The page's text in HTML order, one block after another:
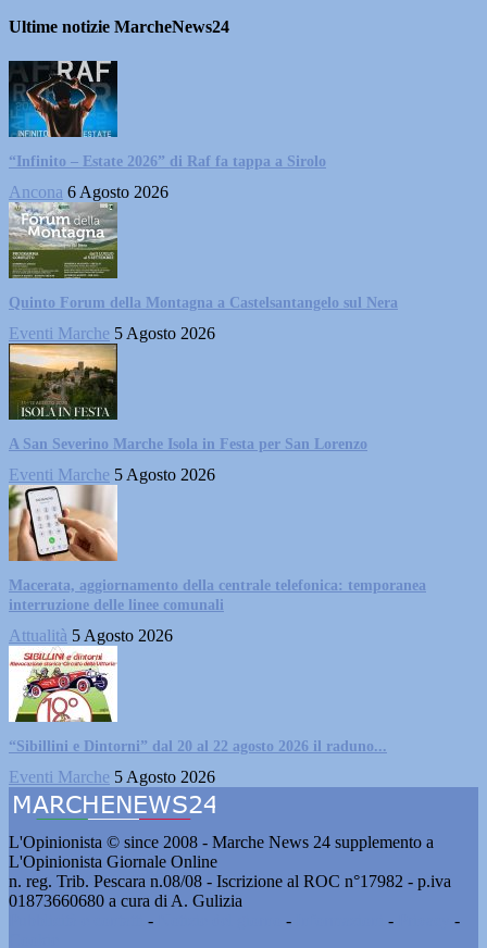
Ultime notizie MarcheNews24
“Infinito – Estate 2026” di Raf fa tappa a Sirolo
Ancona 6 Agosto 2026
Quinto Forum della Montagna a Castelsantangelo sul Nera
Eventi Marche 5 Agosto 2026
A San Severino Marche Isola in Festa per San Lorenzo
Eventi Marche 5 Agosto 2026
Macerata, aggiornamento della centrale telefonica: temporanea
interruzione delle linee comunali
Attualità 5 Agosto 2026
“Sibillini e Dintorni” dal 20 al 22 agosto 2026 il raduno...
Eventi Marche 5 Agosto 2026
L'Opinionista © since 2008 - Marche News 24 supplemento a
L'Opinionista Giornale Online
n. reg. Trib. Pescara n.08/08 - Iscrizione al ROC n°17982 - p.iva
01873660680 a cura di A. Gulizia
- - -
-